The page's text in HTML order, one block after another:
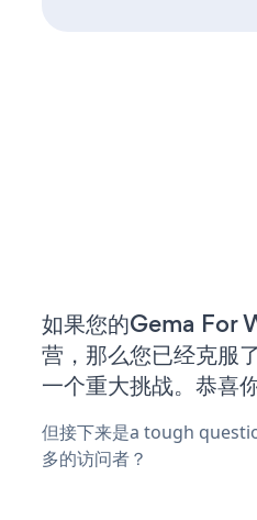
如果您的Gema For
营，那么您已经克服
一个重大挑战。恭喜
但接下来是a tough
多的访问者？